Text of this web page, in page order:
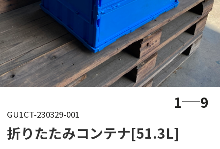
1 9
GU1CT-230329-001
折りたたみコンテナ[51.3L]